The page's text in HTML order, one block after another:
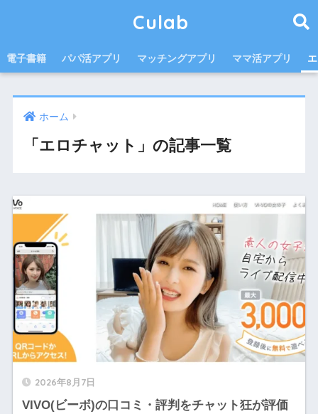
Culab
電子書籍 パパ活アプリ マッチングアプリ ママ活アプリ
ホーム
「エロチャット」の記事一覧
2026年8月7日
VIVO(ビーボ)の口コミ・評判をチャット狂が評価